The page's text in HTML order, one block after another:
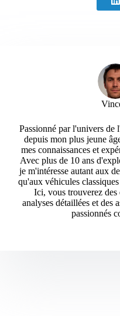
Passionné par l'univers de
depuis mon plus jeune
mes connaissances et
Avec plus de 10 ans
je m'intéresse autant aux
qu'aux véhicules
Ici, vous trouverez des
analyses détaillées et des
passionnés